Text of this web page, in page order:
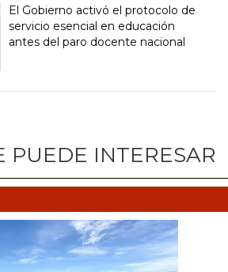
El Gobierno activó el protocolo de
servicio esencial en educación
antes del paro docente nacional
PUEDE INTERESAR